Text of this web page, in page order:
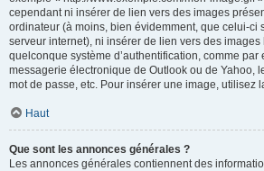
cependant ni insérer de lien vers des images
ordinateur (à moins, bien évidemment, que celui-ci
serveur internet), ni insérer de lien vers des
quelconque système d’authentification, comme par
messagerie électronique de Outlook ou de Yahoo,
mot de passe, etc. Pour insérer une image, utilisez
Haut
Que sont les annonces générales ?
Les annonces générales contiennent des